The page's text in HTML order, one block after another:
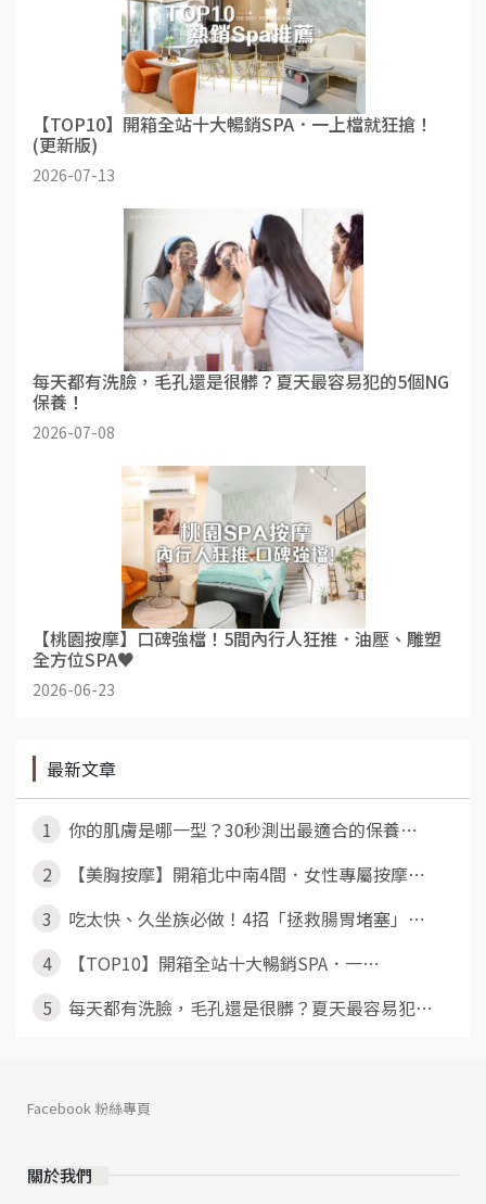
【TOP10】開箱全站十大暢銷SPA．一上檔就狂搶！
(更新版)
2026-07-13
每天都有洗臉，毛孔還是很髒？夏天最容易犯的5個NG
保養！
2026-07-08
【桃園按摩】口碑強檔！5間內行人狂推．油壓、雕塑
全方位SPA♥
2026-06-23
最新文章
1
你的肌膚是哪一型？30秒測出最適合的保養⋯
2
【美胸按摩】開箱北中南4間．女性專屬按摩⋯
3
吃太快、久坐族必做！4招「拯救腸胃堵塞」⋯
4
【TOP10】開箱全站十大暢銷SPA．一⋯
5
每天都有洗臉，毛孔還是很髒？夏天最容易犯⋯
關於我們
Facebook 粉絲專頁